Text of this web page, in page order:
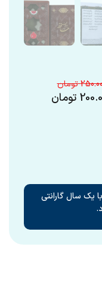
تومان
یک سال گارانتی